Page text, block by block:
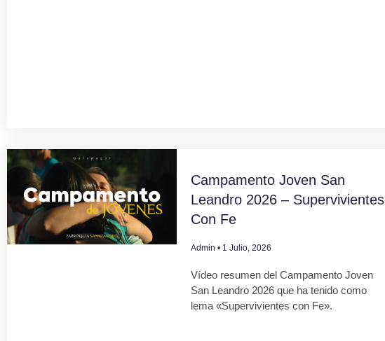
Campamento Joven San
Leandro 2026 – Supervivientes
Con Fe
Admin 1 Julio, 2026
Vídeo resumen del Campamento Joven
San Leandro 2026 que ha tenido como
lema «Supervivientes con Fe».